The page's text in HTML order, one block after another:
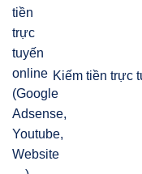
Kiếm tiền trực